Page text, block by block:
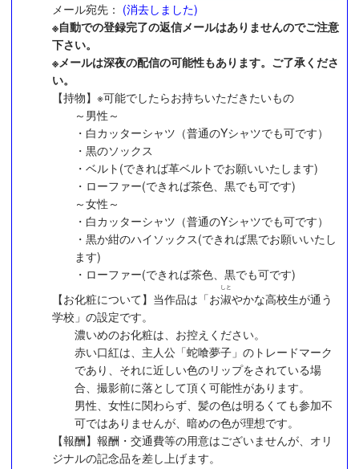
メール宛先： (消去しました)
※自動での登録完了の返信メールはありませんのでご注意
下さい。
※メールは深夜の配信の可能性もあります。ご了承くださ
い。
【持物】※可能でしたらお持ちいただきたいもの
～男性～
・白カッターシャツ（普通のYシャツでも可です）
・黒のソックス
・ベルト(できれば革ベルトでお願いいたします)
・ローファー(できれば茶色、黒でも可です)
～女性～
・白カッターシャツ（普通のYシャツでも可です）
・黒か紺のハイソックス(できれば黒でお願いいたし
ます)
・ローファー(できれば茶色、黒でも可です)
【お化粧について】当作品は「お淑
しと
やかな高校生が通う
学校」の設定です。
濃いめのお化粧は、お控えください。
赤い口紅は、主人公「蛇喰夢子」のトレードマーク
であり、それに近しい色のリップをされている場
合、撮影前に落として頂く可能性があります。
男性、女性に関わらず、髪の色は明るくても参加不
可ではありませんが、暗めの色が理想です。
【報酬】報酬・交通費等の用意はございませんが、オリ
ジナルの記念品を差し上げます。